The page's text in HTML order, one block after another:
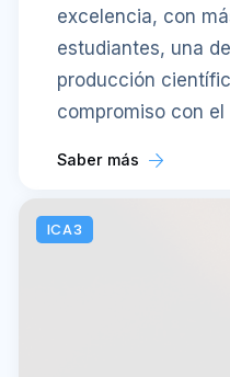
excelencia, con
estudiantes, una
producción
compromiso con
Saber más
ICA3